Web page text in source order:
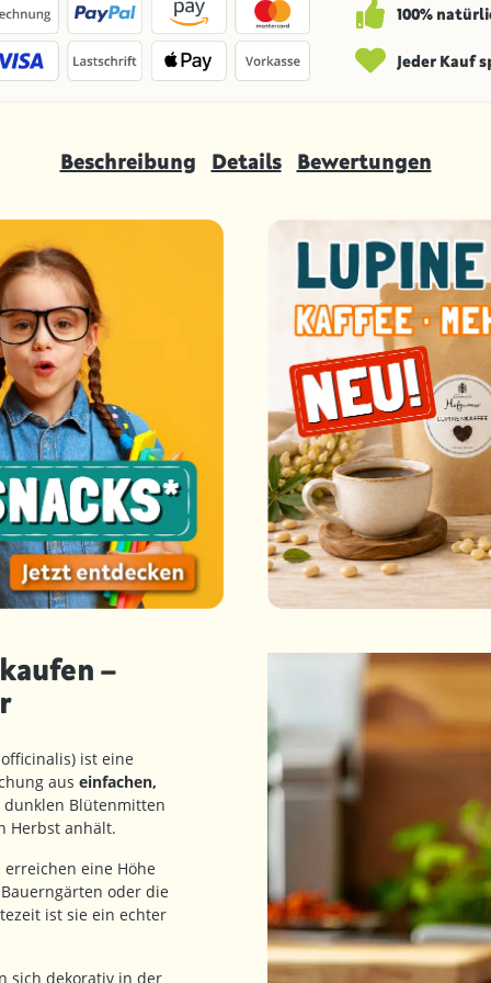
100%
Jeder Kauf
Beschreibung Details Bewertungen
–
ist eine
aus einfachen,
Blütenmitten
Herbst anhält.
erreichen eine Höhe
oder die
ist sie ein echter
sich dekorativ in der